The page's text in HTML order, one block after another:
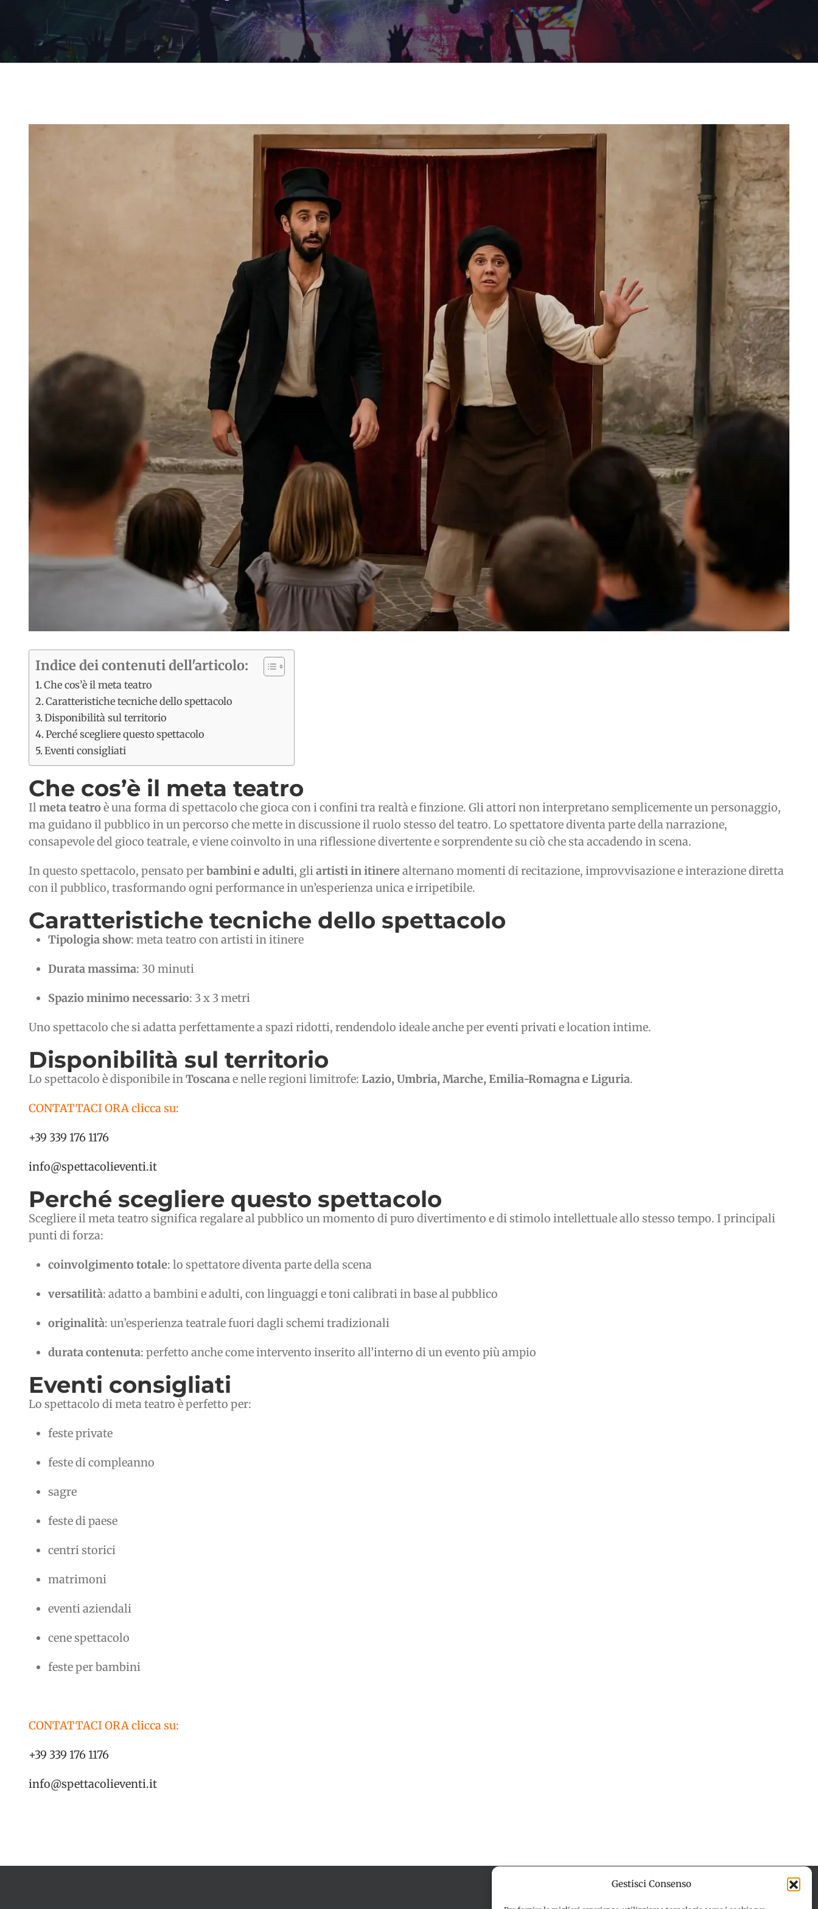
Gestisci Consenso
Indice dei contenuti dell'articolo:
Che cos’è il meta teatro
Caratteristiche tecniche dello spettacolo
Disponibilità sul territorio
Perché scegliere questo spettacolo
Eventi consigliati
Che cos’è il meta teatro
Ilmeta teatroè una forma di spettacolo che gioca con i confini tra realtà e finzione. Gli attori non interpretano semplicemente un personaggio,
ma guidano il pubblico in un percorso che mette in discussione il ruolo stesso del teatro. Lo spettatore diventa parte della narrazione,
consapevole del gioco teatrale, e viene coinvolto in una riflessione divertente e sorprendente su ciò che sta accadendo in scena.
In questo spettacolo, pensato perbambini e adulti, gliartisti in itinere alternano momenti di recitazione, improvvisazione e interazione diretta
con il pubblico, trasformando ogni performance in un’esperienza unica e irripetibile.
Caratteristiche tecniche dello spettacolo
Tipologia show: meta teatro con artisti in itinere
Durata massima: 30 minuti
Spazio minimo necessario: 3 x 3 metri
Uno spettacolo che si adatta perfettamente a spazi ridotti, rendendolo ideale anche per eventi privati e location intime.
Disponibilità sul territorio
Lo spettacolo è disponibile inToscanae nelle regioni limitrofe: Lazio, Umbria, Marche, Emilia-Romagna e Liguria.
CONTATTACI ORA clicca su:
+39 339 176 1176
info@spettacolieventi.it
Perché scegliere questo spettacolo
Scegliere il meta teatro significa regalare al pubblico un momento di puro divertimento e di stimolo intellettuale allo stesso tempo. I principali
punti di forza:
coinvolgimento totale: lo spettatore diventa parte della scena
versatilità: adatto a bambini e adulti, con linguaggi e toni calibrati in base al pubblico
originalità: un’esperienza teatrale fuori dagli schemi tradizionali
durata contenuta: perfetto anche come intervento inserito all’interno di un evento più ampio
Eventi consigliati
Lo spettacolo di meta teatro è perfetto per:
feste private
feste di compleanno
sagre
feste di paese
centri storici
matrimoni
eventi aziendali
cene spettacolo
feste per bambini
CONTATTACI ORA clicca su:
+39 339 176 1176
info@spettacolieventi.it